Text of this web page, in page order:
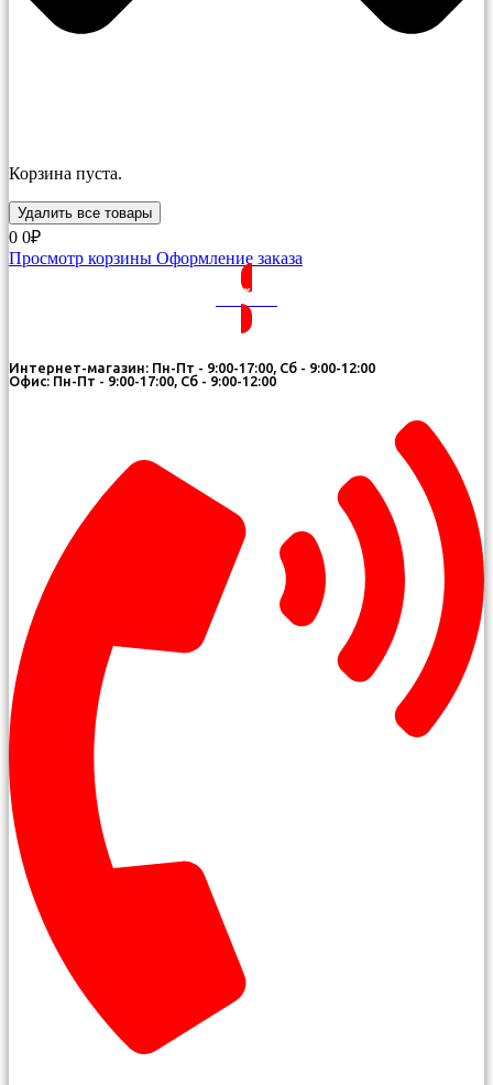
Корзина пуста.
Удалить все товары
0 0₽
Просмотр корзины Оформление заказа
ВОЙТИ
Интернет-магазин: Пн-Пт - 9:00-17:00, Сб - 9:00-12:00
Офис: Пн-Пт - 9:00-17:00, Сб - 9:00-12:00